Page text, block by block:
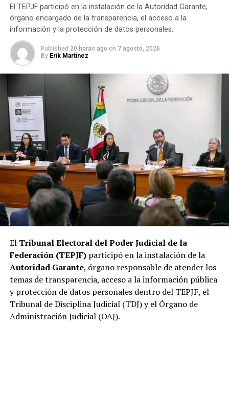
El TEPJF participó en la instalación de la Autoridad Garante,
órgano encargado de la transparencia, el acceso a la
información y la protección de datos personales.
Published 20 horas ago on 7 agosto, 2026
By Erik Martinez
El Tribunal Electoral del Poder Judicial de la
Federación (TEPJF)participó en la instalación de la
Autoridad Garante, órgano responsable de atender los
temas de transparencia, acceso a la información pública
y protección de datos personales dentro del TEPJF, el
Tribunal de Disciplina Judicial (TDJ) y el Órgano de
Administración Judicial (OAJ).